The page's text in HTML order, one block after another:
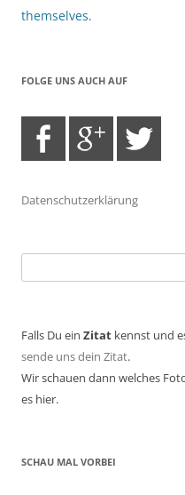
themselves.
FOLGE UNS AUCH AUF
Datenschutzerklärung
nach:
Falls Du ein Zitat kennst und
sende uns dein Zitat.
Wir schauen dann welches
es hier.
SCHAU MAL VORBEI